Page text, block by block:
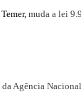
muda a lei
da Agência